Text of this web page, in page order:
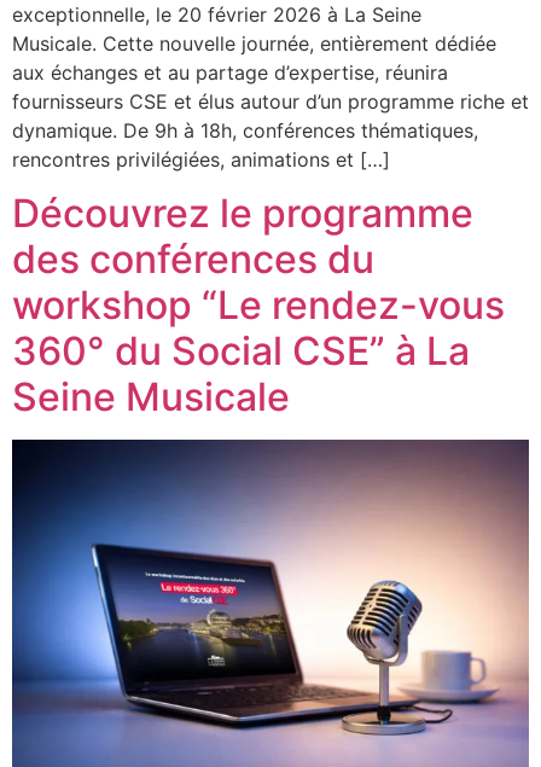
exceptionnelle, le 20 février 2026 à La Seine
Musicale. Cette nouvelle journée, entièrement dédiée
aux échanges et au partage d’expertise, réunira
fournisseurs CSE et élus autour d’un programme riche et
dynamique. De 9h à 18h, conférences thématiques,
rencontres privilégiées, animations et […]
Découvrez le programme
des conférences du
workshop “Le rendez-vous
360° du Social CSE” à La
Seine Musicale